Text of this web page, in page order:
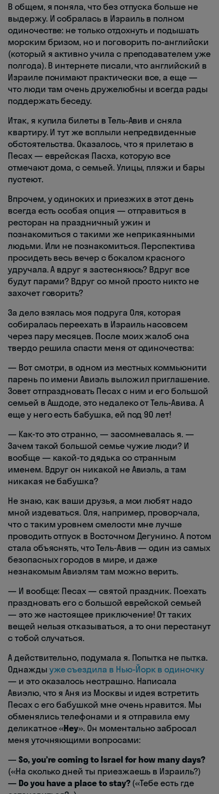
В общем, я поняла, что без отпуска больше не
выдержу. И собралась в Израиль в полном
одиночестве: не только отдохнуть и подышать
морским бризом, но и поговорить по-английски
(который я активно учила с преподавателем уже
полгода). В интернете писали, что английский в
Израиле понимают практически все, а еще —
что люди там очень дружелюбны и всегда рады
поддержать беседу.
Итак, я купила билеты в Тель-Авив и сняла
квартиру. И тут же всплыли непредвиденные
обстоятельства. Оказалось, что я прилетаю в
Песах — еврейская Пасха, которую все
отмечают дома, с семьей. Улицы, пляжи и бары
пустеют.
Впрочем, у одиноких и приезжих в этот день
всегда есть особая опция — отправиться в
ресторан на праздничный ужин и
познакомиться с такими же неприкаянными
людьми. Или не познакомиться. Перспектива
просидеть весь вечер с бокалом красного
удручала. А вдруг я застесняюсь? Вдруг все
будут парами? Вдруг со мной просто никто не
захочет говорить?
За дело взялась моя подруга Оля, которая
собиралась переехать в Израиль насовсем
через пару месяцев. После моих жалоб она
твердо решила спасти меня от одиночества:
— Вот смотри, в одном из местных коммьюнити
парень по имени Авиэль выложил приглашение.
Зовет отпраздновать Песах с ним и его большой
семьей в Ашдоде, это недалеко от Тель-Авива. А
еще у него есть бабушка, ей под 90 лет!
— Как-то это странно, — засомневалась я. —
Зачем такой большой семье чужие люди? И
вообще — какой-то дядька со странным
именем. Вдруг он никакой не Авиэль, а там
никакая не бабушка?
Не знаю, как ваши друзья, а мои любят надо
мной издеваться. Оля, например, проворчала,
что с таким уровнем смелости мне лучше
проводить отпуск в Восточном Дегунино. А потом
стала объяснять, что Тель-Авив — один из самых
безопасных городов в мире, и даже
незнакомым Авиэлям там можно верить.
— И вообще: Песах — святой праздник. Поехать
праздновать его с большой еврейской семьей
— это же настоящее приключение! От таких
вещей нельзя отказываться, а то они перестанут
с тобой случаться.
А действительно, подумала я. Попытка не пытка.
Однажды уже съездила в Нью-Йорк в одиночку
— и это оказалось нестрашно. Написала
Авиэлю, что я Аня из Москвы и идея встретить
Песах с его бабушкой мне очень нравится. Мы
обменялись телефонами и я отправила ему
деликатное «Hey». Он моментально забросал
меня уточняющими вопросами:
— So, you’re coming to Israel for how many days?
(«На сколько дней ты приезжаешь в Израиль?)
— Do you have a place to stay?(«Тебе есть где